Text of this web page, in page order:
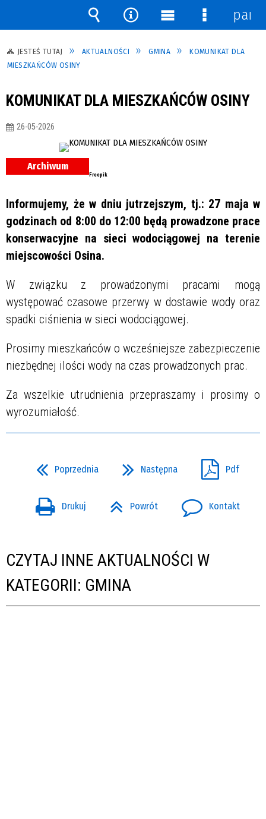
JESTEŚ TUTAJ AKTUALNOŚCI GMINA
KOMUNIKAT DLA
MIESZKAŃCÓW OSINY
KOMUNIKAT DLA MIESZKAŃCÓW OSINY
26-05-2026
Archiwum
Freepik
Informujemy, że w dniu jutrzejszym, tj.: 27 maja w
godzinach od 8:00 do 12:00 będą prowadzone prace
konserwacyjne na sieci wodociągowej na terenie
miejscowości Osina.
W związku z prowadzonymi pracami mogą
występować czasowe przerwy w dostawie wody oraz
spadki ciśnienia w sieci wodociągowej.
Prosimy mieszkańców o wcześniejsze zabezpieczenie
niezbędnej ilości wody na czas prowadzonych prac.
Za wszelkie utrudnienia przepraszamy i prosimy o
wyrozumiałość.
Poprzednia Następna Pdf
Drukuj Powrót Kontakt
CZYTAJ INNE AKTUALNOŚCI W
KATEGORII: GMINA
Wyszukiwarka
Narzędzia
Menu
główne
Menu